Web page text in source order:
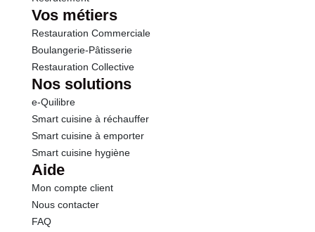
Vos métiers
Restauration Commerciale
Boulangerie-Pâtisserie
Restauration Collective
Nos solutions
e-Quilibre
Smart cuisine à réchauffer
Smart cuisine à emporter
Smart cuisine hygiène
Aide
Mon compte client
Nous contacter
FAQ